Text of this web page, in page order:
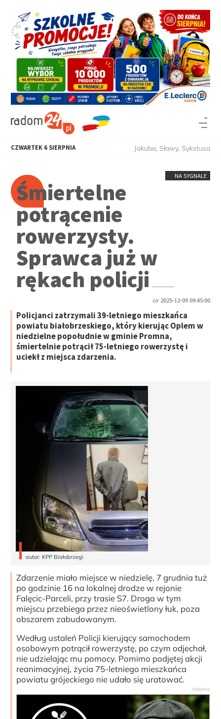
CZWARTEK 6 SIERPNIA Jakuba, Sławy, Sykstusa
NA SYGNALE
Śmiertelne
potrącenie
rowerzysty.
Sprawca już w
rękach policji
cir 2025-12-09 09:45:00
Policjanci zatrzymali 39-letniego mieszkańca
powiatu białobrzeskiego, który kierując Oplem w
niedzielne popołudnie w gminie Promna,
śmiertelnie potrącił 75-letniego rowerzystę i
uciekł z miejsca zdarzenia.
autor: KPP Białobrzegi
Zdarzenie miało miejsce w niedzielę, 7 grudnia tuż
po godzinie 16 na lokalnej drodze w rejonie
Falęcic-Parceli, przy trasie S7. Droga w tym
miejscu przebiega przez nieoświetlony łuk, poza
obszarem zabudowanym.
Według ustaleń Policji kierujący samochodem
osobowym potrącił rowerzystę, po czym odjechał,
nie udzielając mu pomocy. Pomimo podjętej akcji
reanimacyjnej, życia 75-letniego mieszkańca
powiatu grójeckiego nie udało się uratować.